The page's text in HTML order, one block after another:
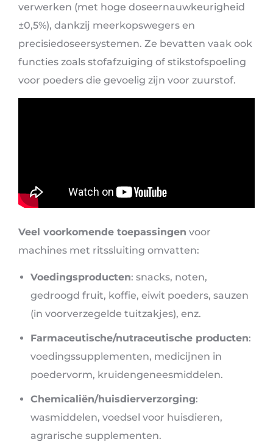
verwerken (met hoge doseernauwkeurigheid
±0,5%), dankzij meerkopswegers en
precisiedoseersystemen. Ze bevatten vaak ook
functies zoals stofafzuiging of stikstofspoeling
voor poeders die gevoelig zijn voor zuurstof.
Veel voorkomende toepassingen voor
machines met ritssluiting omvatten:
Voedingsproducten: snacks, noten,
gedroogd fruit, koffie, eiwit poeders, sauzen
(in voorverzegelde tuitzakjes), enz.
Farmaceutische/nutraceutische producten:
voedingssupplementen, medicijnen in
poedervorm, kruidengeneesmiddelen.
Chemicaliën/huisdierverzorging:
wasmiddelen, voedsel voor huisdieren,
agrarische supplementen.